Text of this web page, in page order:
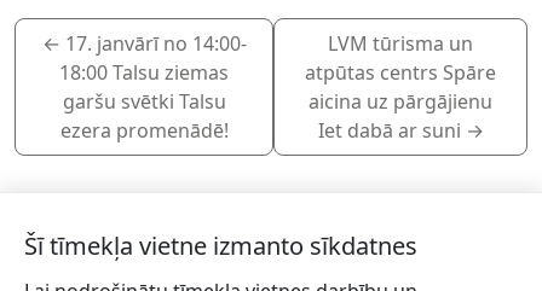
← 17. janvārī no 14:00-
18:00 Talsu ziemas
garšu svētki Talsu
ezera promenādē!
LVM tūrisma un
atpūtas centrs Spāre
aicina uz pārgājienu
Iet dabā ar suni →
Šī tīmekļa vietne izmanto sīkdatnes